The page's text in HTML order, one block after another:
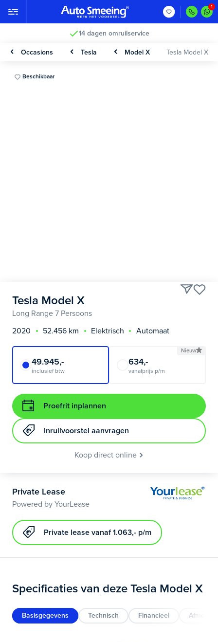
14 dagen omruilservice
Occasions Tesla Model X Tesla Model X
Beschikbaar
Tesla Model X
Long Range 7 Persoons
2020
52.456 km Elektrisch Automaat
49.945,-
inclusief btw
Nieuw
634,-
vanafprijs p/m
Proefrit inplannen
Inruilvoorstel aanvragen
Koop direct online
Private Lease
Powered by YourLease
Private lease vanaf 1.063,- p/m
Specificaties van deze Tesla Model X
Basisgegevens Technisch Financieel